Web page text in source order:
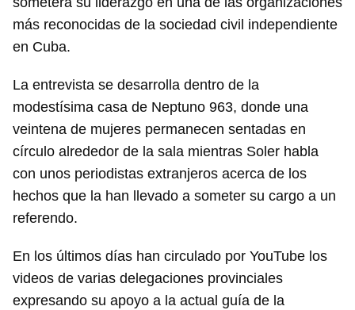
más reconocidas de la sociedad civil independiente
en Cuba.
La entrevista se desarrolla dentro de la
modestísima casa de Neptuno 963, donde una
veintena de mujeres permanecen sentadas en
círculo alrededor de la sala mientras Soler habla
con unos periodistas extranjeros acerca de los
hechos que la han llevado a someter su cargo a un
referendo.
En los últimos días han circulado por YouTube los
videos de varias delegaciones provinciales
expresando su apoyo a la actual guía de la